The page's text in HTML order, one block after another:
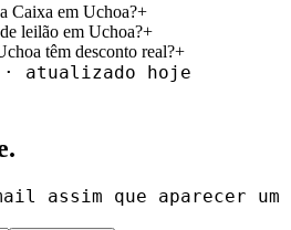
Caixa em Uchoa?+
leilão em Uchoa?+
têm desconto real?+
· atualizado hoje
assim que aparecer um